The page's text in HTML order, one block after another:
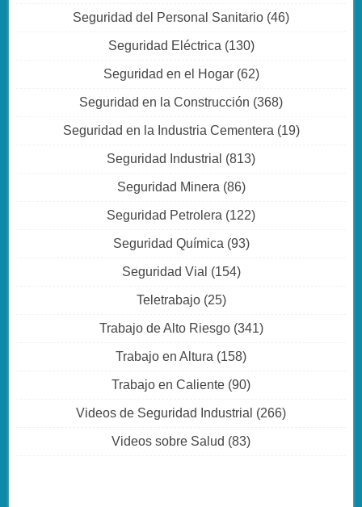
Seguridad del Personal Sanitario (46)
Seguridad Eléctrica (130)
Seguridad en el Hogar(62)
Seguridad en la Construcción (368)
Seguridad en la Industria Cementera (19)
Seguridad Industrial (813)
Seguridad Minera (86)
Seguridad Petrolera (122)
Seguridad Química (93)
Seguridad Vial (154)
Teletrabajo(25)
Trabajo de Alto Riesgo(341)
Trabajo en Altura (158)
Trabajo en Caliente (90)
Videos de Seguridad Industrial (266)
Videos sobre Salud (83)